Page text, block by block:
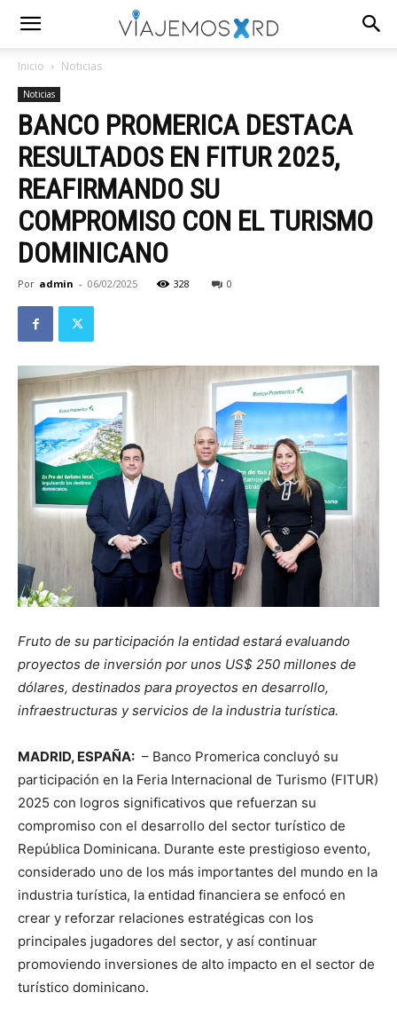
Inicio Noticias
Noticias
BANCO PROMERICA DESTACA
RESULTADOS EN FITUR 2025,
REAFIRMANDO SU
COMPROMISO CON EL TURISMO
DOMINICANO
Por admin - 06/02/2025 328 0
Fruto de su participación la entidad estará evaluando
proyectos de inversión por unos US$ 250 millones de
dólares, destinados para proyectos en desarrollo,
infraestructuras y servicios de la industria turística.
MADRID, ESPAÑA: – Banco Promerica concluyó su
participación en la Feria Internacional de Turismo (FITUR)
2025 con logros significativos que refuerzan su
compromiso con el desarrollo del sector turístico de
República Dominicana. Durante este prestigioso evento,
considerado uno de los más importantes del mundo en la
industria turística, la entidad financiera se enfocó en
crear y reforzar relaciones estratégicas con los
principales jugadores del sector, y así continuar
promoviendo inversiones de alto impacto en el sector de
turístico dominicano.